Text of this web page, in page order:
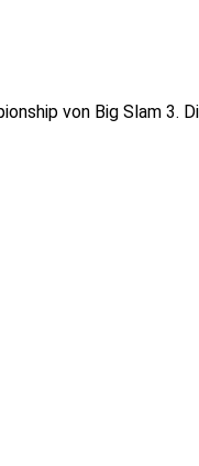
von Big Slam 3.